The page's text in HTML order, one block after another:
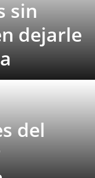
sin
dejarle
del